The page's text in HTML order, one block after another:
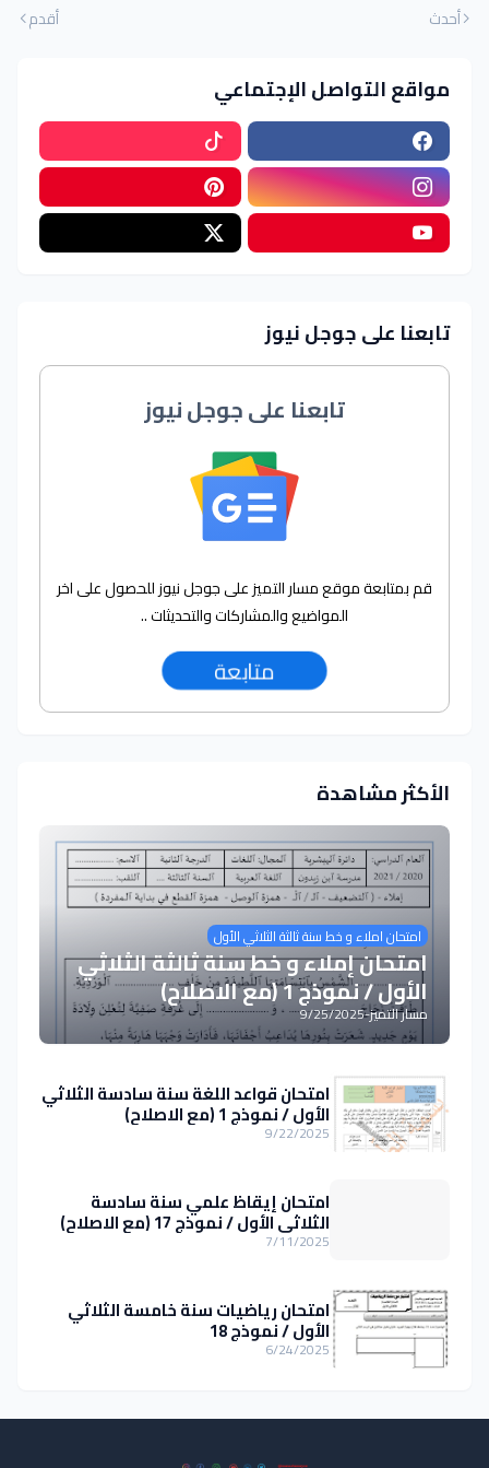
أحدث أقدم
مواقع التواصل الإجتماعي
تابعنا على جوجل نيوز
تابعنا على جوجل نيوز
قم بمتابعة موقع مسار التميز على جوجل نيوز للحصول على اخر
المواضيع والمشاركات والتحديثات ..
متابعة
الأكثر مشاهدة
امتحان املاء و خط سنة ثالثة الثلاثي الأول
امتحان إملاء و خط سنة ثالثة الثلاثي
الأول / نموذج 1 (مع الاصلاح)
مسار التميز-
9/25/2025
امتحان قواعد اللغة سنة سادسة الثلاثي
الأول / نموذج 1 (مع الاصلاح)
9/22/2025
امتحان إيقاظ علمي سنة سادسة
الثلاثي الأول / نموذج 17 (مع الاصلاح)
7/11/2025
امتحان رياضيات سنة خامسة الثلاثي
الأول / نموذج 18
6/24/2025